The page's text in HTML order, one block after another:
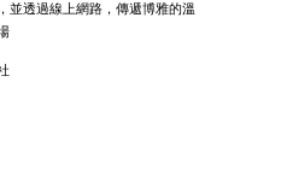
並透過線上網路，傳遞博雅的溫